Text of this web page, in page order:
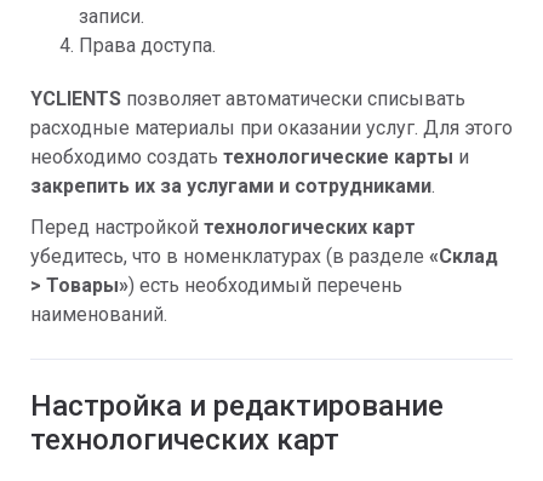
записи.
Права доступа.
YCLIENTS позволяет автоматически списывать
расходные материалы при оказании услуг. Для этого
необходимо создать технологические карты и
закрепить их за услугами и сотрудниками.
Перед настройкой технологических карт
убедитесь, что в номенклатурах (в разделе «Склад
> Товары») есть необходимый перечень
наименований.
Настройка и редактирование
технологических карт